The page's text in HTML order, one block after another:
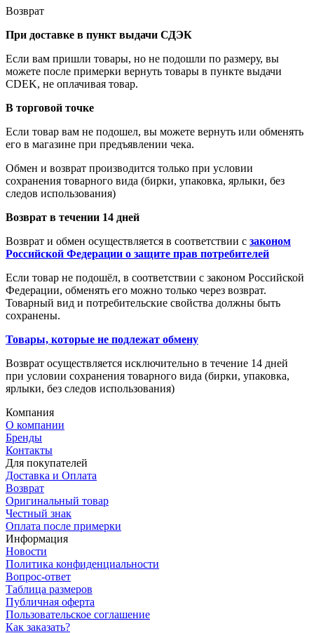
Возврат
При доставке в пункт выдачи СДЭК
Если вам пришли товары, но не подошли по размеру, вы
можете после примерки вернуть товары в пункте выдачи
CDEK, не оплачивая товар.
В торговой точке
Если товар вам не подошел, вы можете вернуть или обменять
его в магазине при предъявлении чека.
Обмен и возврат производится только при условии
сохранения товарного вида (бирки, упаковка, ярлыки, без
следов использования)
Возврат в течении 14 дней
Возврат и обмен осуществляется в соответствии с законом
Российской Федерации о защите прав потребителей
Если товар не подошёл, в соответствии с законом Российской
Федерации, обменять его можно только через возврат.
Товарный вид и потребительские свойства должны быть
сохранены.
Товары, которые не подлежат обмену
Возврат осуществляется исключительно в течение 14 дней
при условии сохранения товарного вида (бирки, упаковка,
ярлыки, без следов использования)
Компания
О компании
Бренды
Контакты
Для покупателей
Доставка и Оплата
Возврат
Оригинальный товар
Честный знак
Оплата после примерки
Информация
Новости
Политика конфиденциальности
Вопрос-ответ
Таблица размеров
Публичная оферта
Пользовательское соглашение
Как заказать?